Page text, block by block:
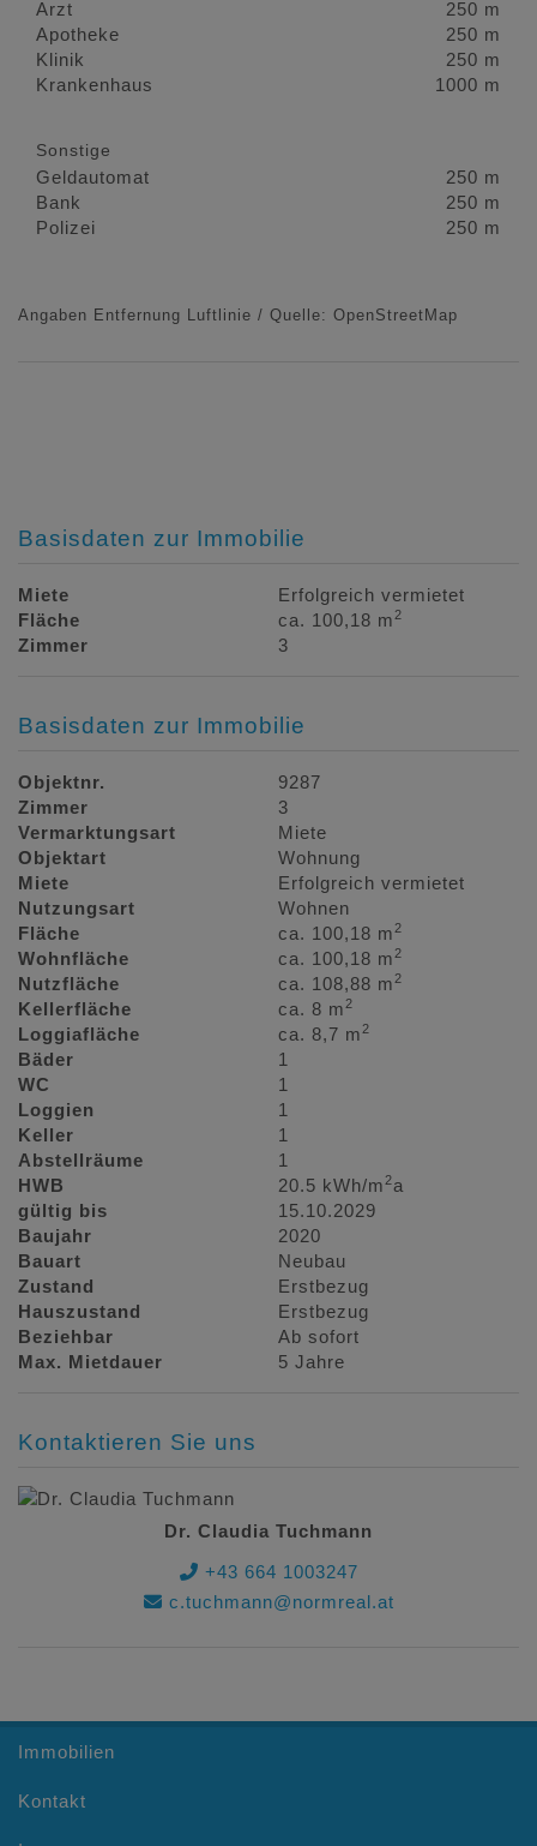
Arzt
250 m
Apotheke
250 m
Klinik
250 m
Krankenhaus
1000 m
Sonstige
Geldautomat
250 m
Bank
250 m
Polizei
250 m
Angaben Entfernung Luftlinie / Quelle: OpenStreetMap
Basisdaten zur Immobilie
Miete
Erfolgreich vermietet
Fläche
ca. 100,18 m2
Zimmer 3
Basisdaten zur Immobilie
Objektnr.
9287
Zimmer
3
Vermarktungsart
Miete
Objektart
Wohnung
Miete
Erfolgreich vermietet
Nutzungsart
Wohnen
Fläche
ca. 100,18 m2
Wohnfläche ca. 100,18 m2
Nutzfläche ca. 108,88 m2
Kellerfläche ca. 8 m2
Loggiafläche ca. 8,7 m2
Bäder
1
WC
1
Loggien
1
Keller
1
Abstellräume
1
HWB
20.5 kWh/m2a
gültig bis
15.10.2029
Baujahr
2020
Bauart
Neubau
Zustand
Erstbezug
Hauszustand
Erstbezug
Beziehbar
Ab sofort
Max. Mietdauer
5 Jahre
Kontaktieren Sie uns
Dr. Claudia Tuchmann
+43 664 1003247
c.tuchmann@normreal.at
Immobilien
Kontakt